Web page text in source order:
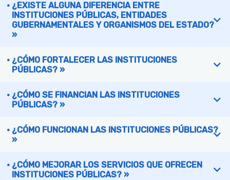
¿EXISTE ALGUNA DIFERENCIA ENTRE
INSTITUCIONES PÚBLICAS, ENTIDADES
GUBERNAMENTALES Y ORGANISMOS DEL ESTADO?
»
¿CÓMO FORTALECER LAS INSTITUCIONES
PÚBLICAS? »
¿CÓMO SE FINANCIAN LAS INSTITUCIONES
PÚBLICAS? »
¿CÓMO FUNCIONAN LAS INSTITUCIONES PÚBLICAS?
»
¿CÓMO MEJORAR LOS SERVICIOS QUE OFRECEN
INSTITUCIONES PÚBLICAS? »